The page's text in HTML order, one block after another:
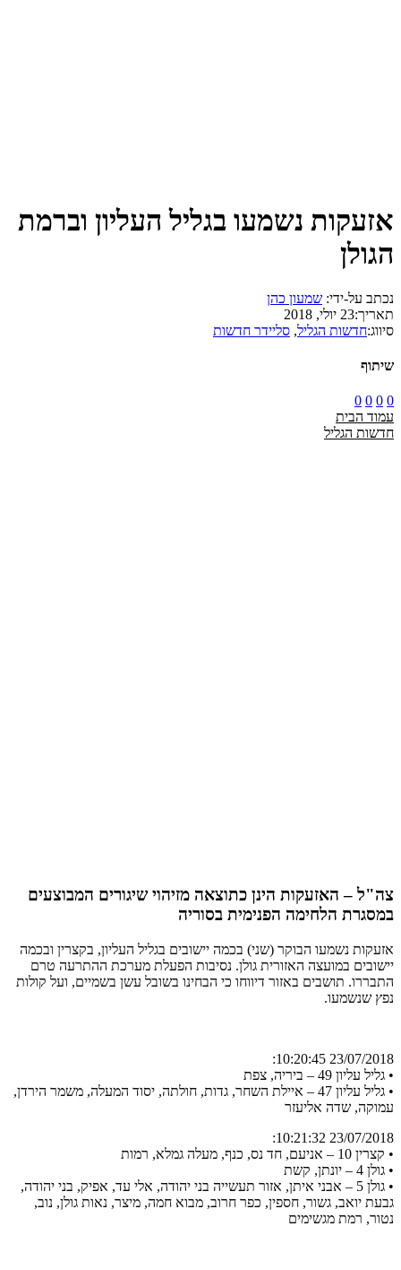
אזעקות נשמעו בגליל העליון וברמת
הגולן
נכתב על-ידי: שמעון כהן
תאריך:23 יולי, 2018
סיווג:חדשות הגליל, סליידר חדשות
שיתוף
0
0
0
0
עמוד הבית
חדשות הגליל
צה"ל – האזעקות הינן כתוצאה מזיהוי שיגורים המבוצעים
במסגרת הלחימה הפנימית בסוריה
אזעקות נשמעו הבוקר (שני) בכמה יישובים בגליל העליון, בקצרין ובכמה
יישובים במועצה האזורית גולן. נסיבות הפעלת מערכת ההתרעה טרם
התבררו. תושבים באזור דיווחו כי הבחינו בשובל עשן בשמיים, ועל קולות
נפץ שנשמעו.
23/07/2018 10:20:45:
• גליל עליון 49 – ביריה, צפת
• גליל עליון 47 – איילת השחר, גדות, חולתה, יסוד המעלה, משמר הירדן,
עמוקה, שדה אליעזר
23/07/2018 10:21:32:
• קצרין 10 – אניעם, חד נס, כנף, מעלה גמלא, רמות
• גולן 4 – יונתן, קשת
• גולן 5 – אבני איתן, אזור תעשייה בני יהודה, אלי עד, אפיק, בני יהודה,
גבעת יואב, גשור, חספין, כפר חרוב, מבוא חמה, מיצר, נאות גולן, נוב,
נטור, רמת מגשימים